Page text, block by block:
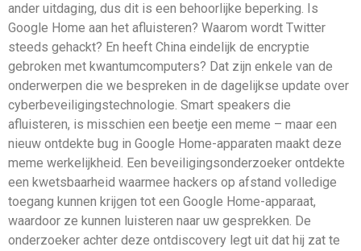
ander uitdaging, dus dit is een behoorlijke beperking. Is
Google Home aan het afluisteren? Waarom wordt Twitter
steeds gehackt? En heeft China eindelijk de encryptie
gebroken met kwantumcomputers? Dat zijn enkele van de
onderwerpen die we bespreken in de dagelijkse update over
cyberbeveiligingstechnologie. Smart speakers die
afluisteren, is misschien een beetje een meme – maar een
nieuw ontdekte bug in Google Home-apparaten maakt deze
meme werkelijkheid. Een beveiligingsonderzoeker ontdekte
een kwetsbaarheid waarmee hackers op afstand volledige
toegang kunnen krijgen tot een Google Home-apparaat,
waardoor ze kunnen luisteren naar uw gesprekken. De
onderzoeker achter deze ontdiscovery legt uit dat hij zat te